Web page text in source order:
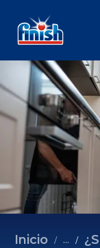
Inicio ...